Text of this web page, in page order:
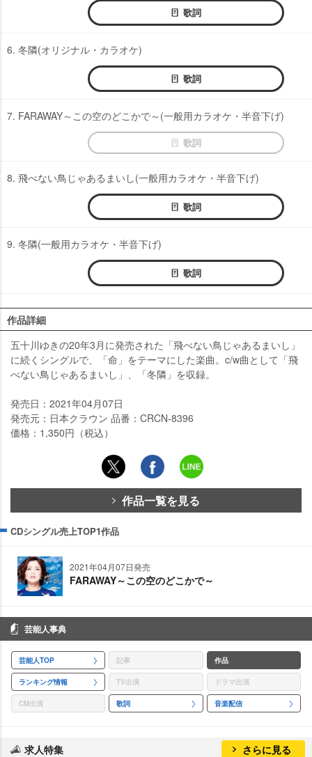
歌詞
6. 冬隣(オリジナル・カラオケ)
歌詞
7. FARAWAY～この空のどこかで～(一般用カラオケ・半音下げ)
歌詞
8. 飛べない鳥じゃあるまいし(一般用カラオケ・半音下げ)
歌詞
9. 冬隣(一般用カラオケ・半音下げ)
歌詞
作品詳細
五十川ゆきの20年3月に発売された「飛べない鳥じゃあるまいし」
に続くシングルで、「命」をテーマにした楽曲。c/w曲として「飛
べない鳥じゃあるまいし」、「冬隣」を収録。
発売日：2021年04月07日
発売元：日本クラウン 品番：CRCN-8396
価格：1,350円（税込）
作品一覧を見る
CDシングル売上TOP1作品
2021年04月07日発売
FARAWAY～この空のどこかで～
芸能人事典
芸能人TOP 記事 作品
ランキング情報 TV出演 ドラマ出演
CM出演 歌詞 音楽配信
求人特集 さらに見る